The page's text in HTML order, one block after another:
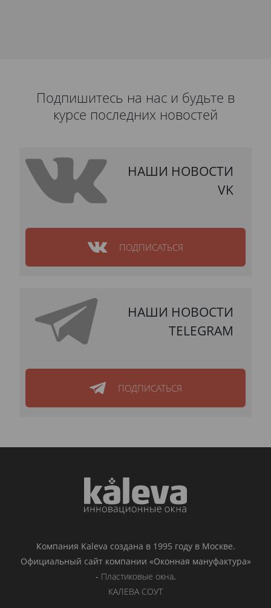
Подпишитесь на нас и будьте в
курсе последних новостей
НАШИ НОВОСТИ
VK
ПОДПИСАТЬСЯ
НАШИ НОВОСТИ
TELEGRAM
ПОДПИСАТЬСЯ
Компания Kaleva создана в 1995 году в Москве.
Официальный сайт компании «Оконная мануфактура»
- Пластиковые окна.
КАЛЕВА СОУТ